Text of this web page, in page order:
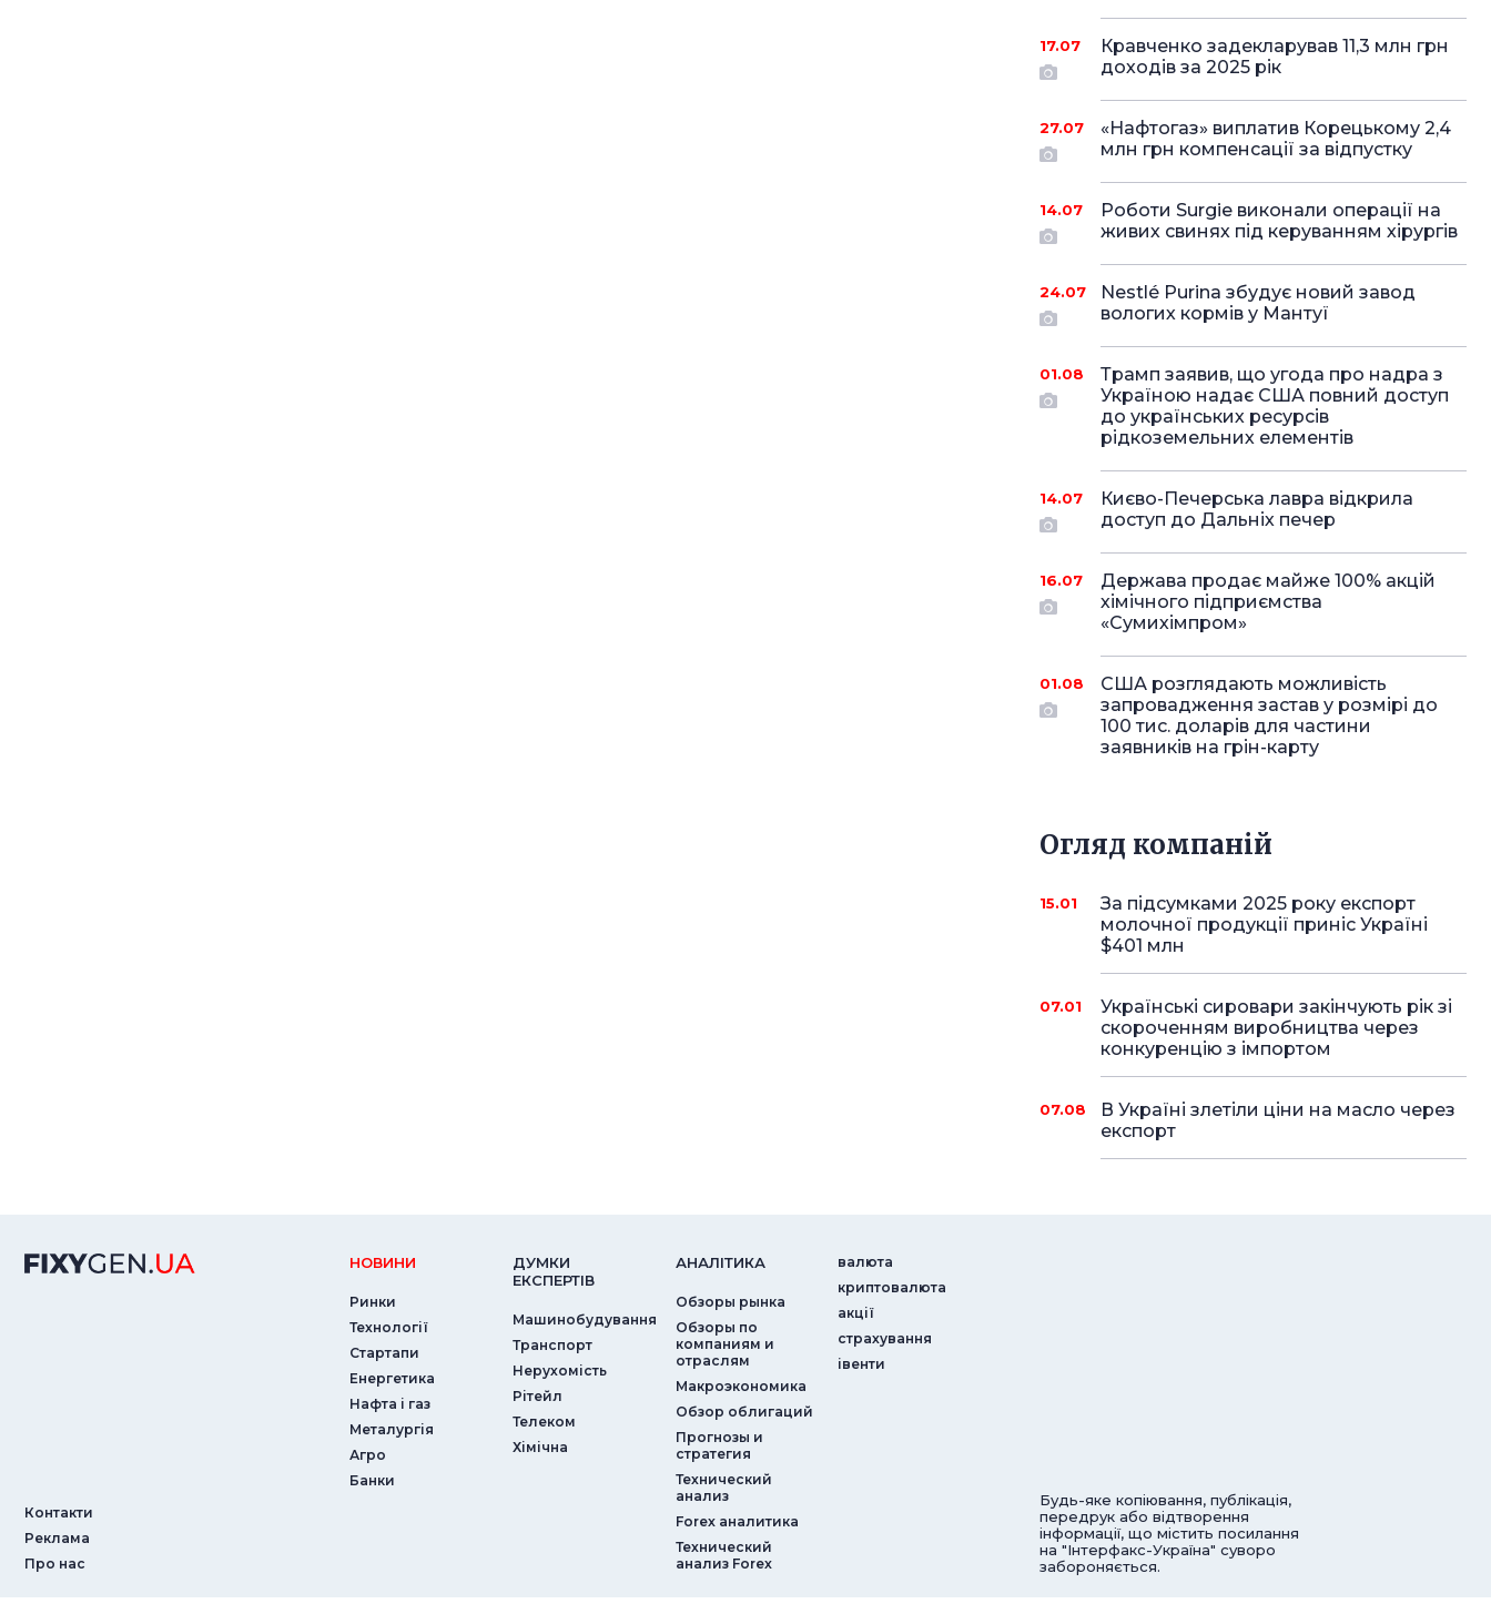
17.07
Кравченко задекларував 11,3 млн грн
доходів за 2025 рік
27.07
«Нафтогаз» виплатив Корецькому 2,4
млн грн компенсації за відпустку
14.07
Роботи Surgie виконали операції на
живих свинях під керуванням хірургів
24.07
Nestlé Purina збудує новий завод
вологих кормів у Мантуї
01.08
Трамп заявив, що угода про надра з
Україною надає США повний доступ
до українських ресурсів
рідкоземельних елементів
14.07
Києво-Печерська лавра відкрила
доступ до Дальніх печер
16.07
Держава продає майже 100% акцій
хімічного підприємства
«Сумихімпром»
01.08
США розглядають можливість
запровадження застав у розмірі до
100 тис. доларів для частини
заявників на грін-карту
Огляд компаній
15.01
За підсумками 2025 року експорт
молочної продукції приніс Україні
$401 млн
07.01
Українські сировари закінчують рік зі
скороченням виробництва через
конкуренцію з імпортом
07.08
В Україні злетіли ціни на масло через
експорт
Контакти
Реклама
Про нас
НОВИНИ
Ринки
Технології
Стартапи
Енергетика
Нафта і газ
Металургія
Агро
Банки
ДУМКИ
ЕКСПЕРТIВ
Машинобудування
Транспорт
Нерухомість
Рітейл
Телеком
Хімічна
АНАЛIТИКА
Обзоры рынка
Обзоры по
компаниям и
отраслям
Макроэкономика
Обзор облигаций
Прогнозы и
стратегия
Технический
анализ
Forex аналитика
Технический
анализ Forex
валюта
криптовалюта
акції
страхування
iвенти
Будь-яке копіювання, публікація,
передрук або відтворення
інформації, що містить посилання
на "Інтерфакс-Україна" суворо
забороняється.